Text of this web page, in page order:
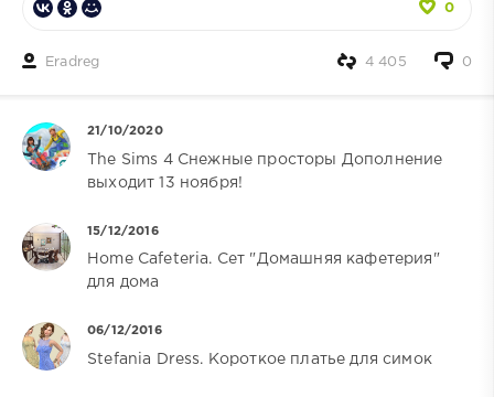
0
Eradreg 0
4 405
21/10/2020
The Sims 4 Снежные просторы Дополнение
выходит 13 ноября!
15/12/2016
Home Cafeteria. Сет "Домашняя кафетерия"
для дома
06/12/2016
Stefania Dress. Короткое платье для симок